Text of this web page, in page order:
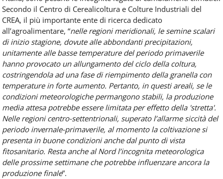
Secondo il Centro di Cerealicoltura e Colture Industriali del
CREA, il più importante ente di ricerca dedicato
all’agroalimentare, “nelle regioni meridionali, le semine scalari
di inizio stagione, dovute alle abbondanti precipitazioni,
unitamente alle basse temperature del periodo primaverile
hanno provocato un allungamento del ciclo della coltura,
costringendola ad una fase di riempimento della granella con
temperature in forte aumento. Pertanto, in questi areali, se le
condizioni meteorologiche permangono stabili, la produzione
media attesa potrebbe essere limitata per effetto della 'stretta'.
Nelle regioni centro-settentrionali, superato l’allarme siccità del
periodo invernale-primaverile, al momento la coltivazione si
presenta in buone condizioni anche dal punto di vista
fitosanitario. Resta anche al Nord l’incognita meteorologica
delle prossime settimane che potrebbe influenzare ancora la
produzione finale”.